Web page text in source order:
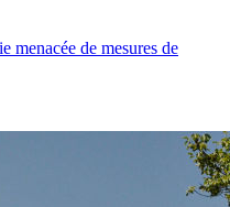
menacée de mesures de